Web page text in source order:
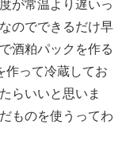
が常温より遅いっ
のでできるだけ早
酒粕パックを作る
作って冷蔵してお
らいいと思いま
ものを使うってわ